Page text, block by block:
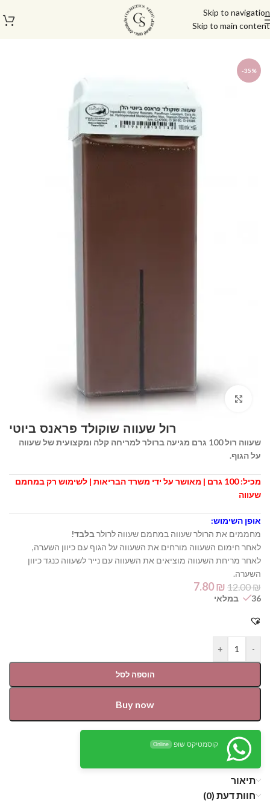
Skip to navigation
Skip to main content
עמוד הבית
-35%
Click to enlarge
שעווה רול 100 גרם מגיעה ברולר למריחה קלה ומקצועית של שעווה
על הגוף.
מכיל: 100 גרם | מאושר על ידי משרד הבריאות | לשימוש רק במחמם
שעווה
אופן השימוש:
מחממים את הרולר שעווה במחמם שעווה לרולרבלבד!
לאחר חימום השעווה מורחים את השעווה על הגוף עם כיוון השערה,
לאחר מריחת השעווה מוציאים את השעווה עם נייר לשעווה כנגד כיוון
השערה.
12.00₪
7.80₪
36 במלאי
-
+
הוספה לסל
Buy now
קוסמטיקס שופ Online
תיאור
חוות דעת (0)